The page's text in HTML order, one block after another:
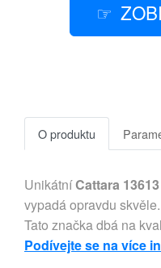
O produktu
UnikátníCattara
vypadá opravdu
Tato značka dbá na
Podívejte se na více